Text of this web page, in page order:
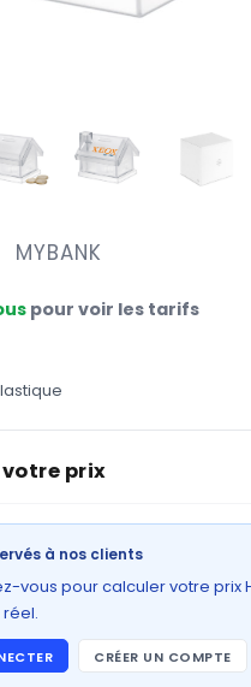
MYBANK
pour voir les tarifs
prix
à nos clients
vous pour calculer votre prix
CRÉER UN COMPTE